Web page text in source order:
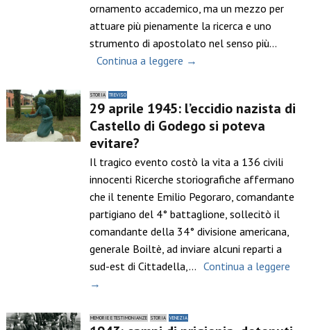
ornamento accademico, ma un mezzo per
attuare più pienamente la ricerca e uno
strumento di apostolato nel senso più…
Continua a leggere →
STORIA TREVISO
29 aprile 1945: l’eccidio nazista di
Castello di Godego si poteva
evitare?
Il tragico evento costò la vita a 136 civili
innocenti Ricerche storiografiche affermano
che il tenente Emilio Pegoraro, comandante
partigiano del 4° battaglione, sollecitò il
comandante della 34° divisione americana,
generale Boiltè, ad inviare alcuni reparti a
sud-est di Cittadella,… Continua a leggere
→
MEMORIE E TESTIMONIANZE STORIA VENEZIA